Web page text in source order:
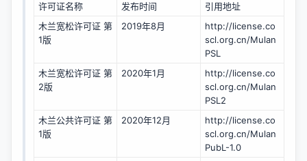
许可证名称 发布时间
引用地址
木兰宽松许可证 第
1版
2019年8月
http://license.co
scl.org.cn/Mulan
PSL
木兰宽松许可证 第
2版
2020年1月
http://license.co
scl.org.cn/Mulan
PSL2
木兰公共许可证 第
1版
2020年12月
http://license.co
scl.org.cn/Mulan
PubL-1.0